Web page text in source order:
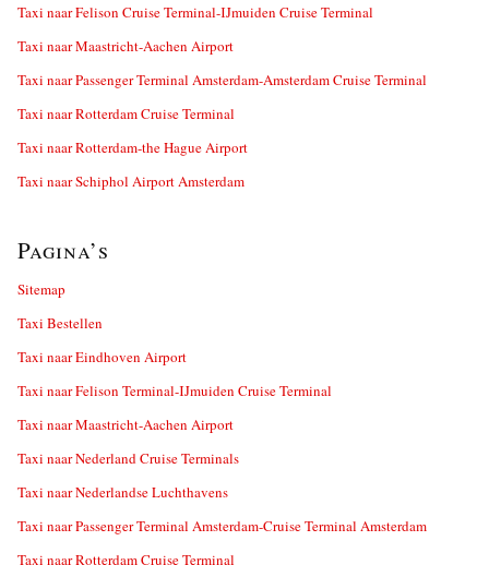
Taxi naar Felison Cruise Terminal-IJmuiden Cruise Terminal
Taxi naar Maastricht-Aachen Airport
Taxi naar Passenger Terminal Amsterdam-Amsterdam Cruise Terminal
Taxi naar Rotterdam Cruise Terminal
Taxi naar Rotterdam-the Hague Airport
Taxi naar Schiphol Airport Amsterdam
Pagina’s
Sitemap
Taxi Bestellen
Taxi naar Eindhoven Airport
Taxi naar Felison Terminal-IJmuiden Cruise Terminal
Taxi naar Maastricht-Aachen Airport
Taxi naar Nederland Cruise Terminals
Taxi naar Nederlandse Luchthavens
Taxi naar Passenger Terminal Amsterdam-Cruise Terminal Amsterdam
Taxi naar Rotterdam Cruise Terminal